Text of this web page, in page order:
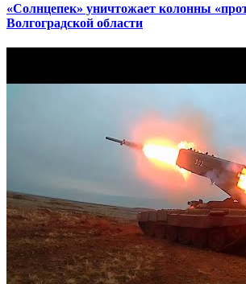
«Солнцепек» уничтожает колонны
Волгоградской области